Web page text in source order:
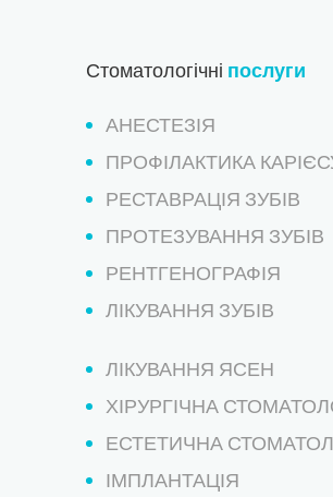
Стоматологічні послуги
АНЕСТЕЗІЯ
ПРОФІЛАКТИКА
РЕСТАВРАЦІЯ ЗУБІВ
ПРОТЕЗУВАННЯ ЗУБІВ
РЕНТГЕНОГРАФІЯ
ЛІКУВАННЯ ЗУБІВ
ЛІКУВАННЯ ЯСЕН
ХІРУРГІЧНА
ЕСТЕТИЧНА
ІМПЛАНТАЦІЯ